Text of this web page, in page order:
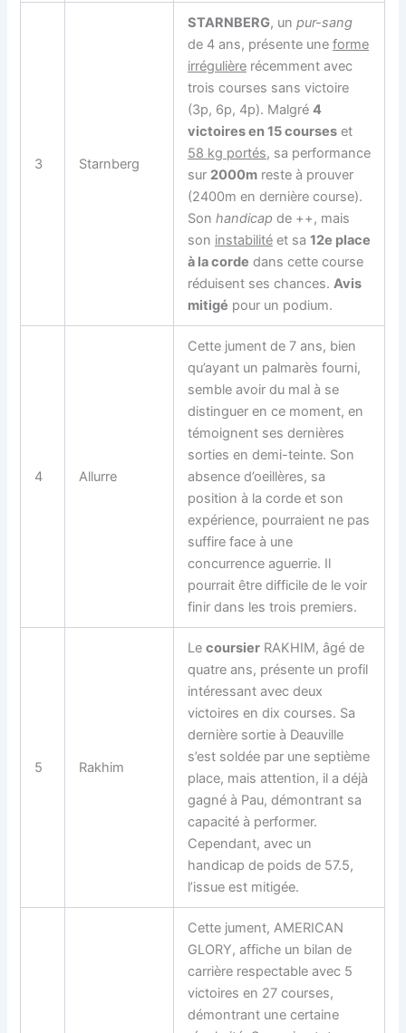
3 Starnberg
STARNBERG, unpur-sang
de 4 ans, présente uneforme
irrégulière récemment avec
trois courses sans victoire
(3p, 6p, 4p). Malgré4
victoires en 15 courses et
58 kg portés, sa performance
sur 2000m reste à prouver
(2400m en dernière course).
Sonhandicap de ++, mais
son instabilité et sa12e place
à la corde dans cette course
réduisent ses chances. Avis
mitigé pour un podium.
4 Allurre
Cette jument de 7 ans, bien
qu’ayant un palmarès fourni,
semble avoir du mal à se
distinguer en ce moment, en
témoignent ses dernières
sorties en demi-teinte. Son
absence d’oeillères, sa
position à la corde et son
expérience, pourraient ne pas
suffire face à une
concurrence aguerrie. Il
pourrait être difficile de le voir
finir dans les trois premiers.
5 Rakhim
Lecoursier RAKHIM, âgé de
quatre ans, présente un profil
intéressant avec deux
victoires en dix courses. Sa
dernière sortie à Deauville
s’est soldée par une septième
place, mais attention, il a déjà
gagné à Pau, démontrant sa
capacité à performer.
Cependant, avec un
handicap de poids de 57.5,
l’issue est mitigée.
Cette jument, AMERICAN
GLORY, affiche un bilan de
carrière respectable avec 5
victoires en 27 courses,
démontrant une certaine